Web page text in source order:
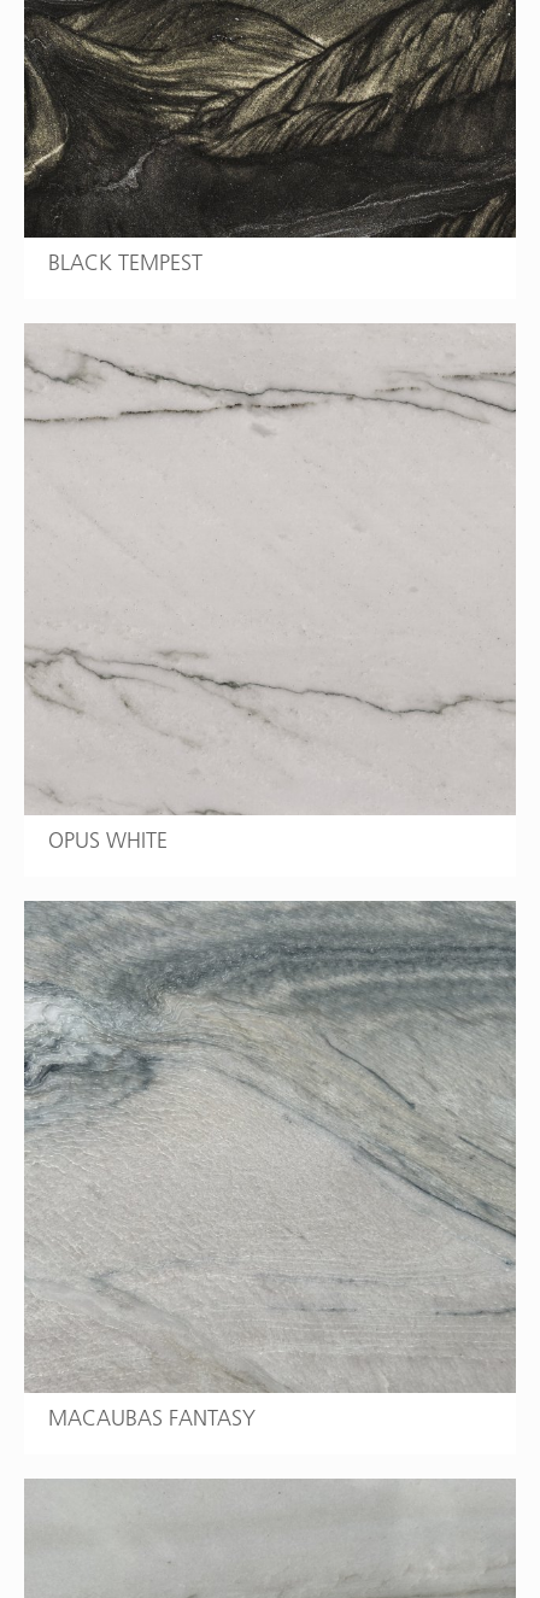
BLACK TEMPEST
OPUS WHITE
MACAUBAS FANTASY